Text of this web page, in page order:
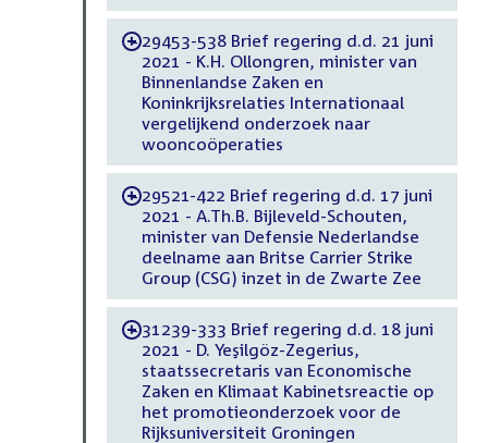
-29453-538 Brief regering d.d. 21 juni
2021 - K.H. Ollongren, minister van
Binnenlandse Zaken en
Koninkrijksrelaties Internationaal
vergelijkend onderzoek naar
wooncoöperaties
-29521-422 Brief regering d.d. 17 juni
2021 - A.Th.B. Bijleveld-Schouten,
minister van Defensie Nederlandse
deelname aan Britse Carrier Strike
Group (CSG) inzet in de Zwarte Zee
-31239-333 Brief regering d.d. 18 juni
2021 - D. Yeşilgöz-Zegerius,
staatssecretaris van Economische
Zaken en Klimaat Kabinetsreactie op
het promotieonderzoek voor de
Rijksuniversiteit Groningen